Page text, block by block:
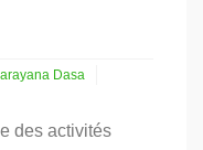
Dasa
des activités